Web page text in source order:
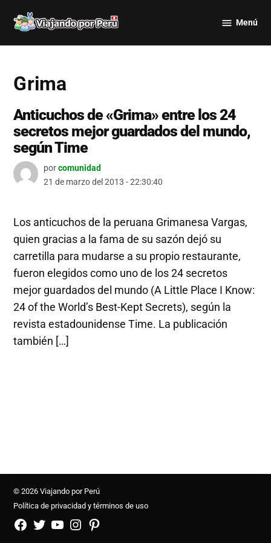
por Perú
Menú
Grima
Anticuchos de «Grima» entre los 24
secretos mejor guardados del mundo,
según Time
porcomunidad
21 de marzo del 2013 - 22:30:40
Los anticuchos de la peruana Grimanesa Vargas,
quien gracias a la fama de su sazón dejó su
carretilla para mudarse a su propio restaurante,
fueron elegidos como uno de los 24 secretos
mejor guardados del mundo (A Little Place I Know:
24 of the World’s Best-Kept Secrets), según la
revista estadounidense Time. La publicación
también […]
© 2026 Viajando por Perú
Política de privacidad y términos de uso
FB
TW YouTubeInstagramPinterest